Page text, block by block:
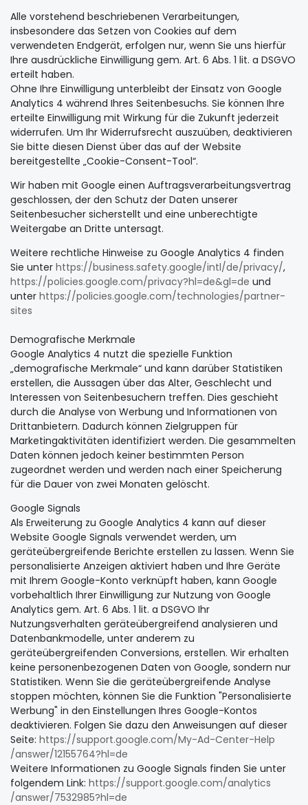
Alle vorstehend beschriebenen Verarbeitungen,
insbesondere das Setzen von Cookies auf dem
verwendeten Endgerät, erfolgen nur, wenn Sie uns hierfür
Ihre ausdrückliche Einwilligung gem. Art. 6 Abs. 1 lit. a DSGVO
erteilt haben.
Ohne Ihre Einwilligung unterbleibt der Einsatz von Google
Analytics 4 während Ihres Seitenbesuchs. Sie können Ihre
erteilte Einwilligung mit Wirkung für die Zukunft jederzeit
widerrufen. Um Ihr Widerrufsrecht auszuüben, deaktivieren
Sie bitte diesen Dienst über das auf der Website
bereitgestellte „Cookie-Consent-Tool“.
Wir haben mit Google einen Auftragsverarbeitungsvertrag
geschlossen, der den Schutz der Daten unserer
Seitenbesucher sicherstellt und eine unberechtigte
Weitergabe an Dritte untersagt.
Weitere rechtliche Hinweise zu Google Analytics 4 finden
Sie unter https://business.safety.google/intl/de/privacy/,
https://policies.google.com/privacy?hl=de&gl=de und
unter https://policies.google.com/technologies/partner-
sites
Demografische Merkmale
Google Analytics 4 nutzt die spezielle Funktion
„demografische Merkmale“ und kann darüber Statistiken
erstellen, die Aussagen über das Alter, Geschlecht und
Interessen von Seitenbesuchern treffen. Dies geschieht
durch die Analyse von Werbung und Informationen von
Drittanbietern. Dadurch können Zielgruppen für
Marketingaktivitäten identifiziert werden. Die gesammelten
Daten können jedoch keiner bestimmten Person
zugeordnet werden und werden nach einer Speicherung
für die Dauer von zwei Monaten gelöscht.
Google Signals
Als Erweiterung zu Google Analytics 4 kann auf dieser
Website Google Signals verwendet werden, um
geräteübergreifende Berichte erstellen zu lassen. Wenn Sie
personalisierte Anzeigen aktiviert haben und Ihre Geräte
mit Ihrem Google-Konto verknüpft haben, kann Google
vorbehaltlich Ihrer Einwilligung zur Nutzung von Google
Analytics gem. Art. 6 Abs. 1 lit. a DSGVO Ihr
Nutzungsverhalten geräteübergreifend analysieren und
Datenbankmodelle, unter anderem zu
geräteübergreifenden Conversions, erstellen. Wir erhalten
keine personenbezogenen Daten von Google, sondern nur
Statistiken. Wenn Sie die geräteübergreifende Analyse
stoppen möchten, können Sie die Funktion "Personalisierte
Werbung" in den Einstellungen Ihres Google-Kontos
deaktivieren. Folgen Sie dazu den Anweisungen auf dieser
Seite: https://support.google.com/My-Ad-Center-Help
/answer/12155764?hl=de
Weitere Informationen zu Google Signals finden Sie unter
folgendem Link: https://support.google.com/analytics
/answer/7532985?hl=de